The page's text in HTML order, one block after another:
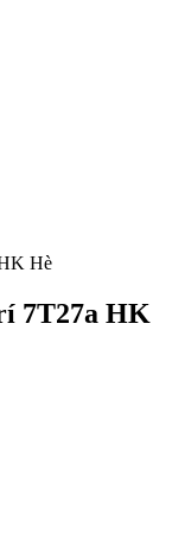
Hè
7T27a HK